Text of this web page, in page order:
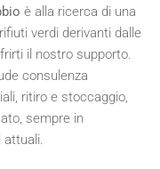
è alla ricerca di una
verdi derivanti dalle
il nostro supporto.
consulenza
ritiro e stoccaggio,
sempre in
attuali.